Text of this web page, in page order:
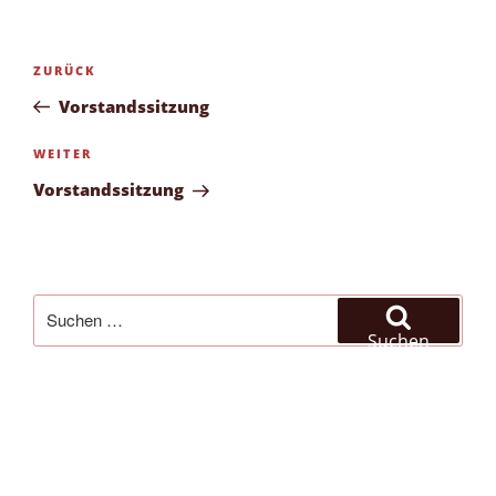
Beitragsnavigation
Vorheriger
Beitrag
ZURÜCK
Vorstandssitzung
Nächster
Beitrag
WEITER
Vorstandssitzung
nach:
Suchen